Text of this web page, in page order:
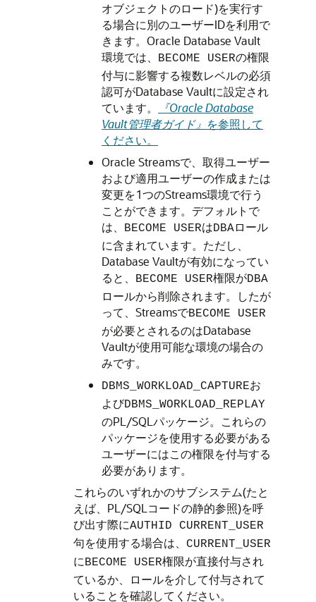
オブジェクトのロード)を実行す
る場合に別のユーザーIDを利用で
きます。Oracle Database Vault
環境では、
BECOME USERの権限
付与に影響する複数レベルの必須
認可がDatabase Vaultに設定され
ています。
『Oracle Database
Vault管理者ガイド』 を参照して
ください。
Oracle Streamsで、取得ユーザー
および適用ユーザーの作成または
変更を1つのStreams環境で行う
ことができます。デフォルトで
は、
BECOME USERはDBAロール
に含まれています。ただし、
Database Vaultが有効になってい
ると、
BECOME USER権限がDBA
ロールから削除されます。したが
って、StreamsでBECOME USER
が必要とされるのはDatabase
Vaultが使用可能な環境の場合の
みです。
DBMS_WORKLOAD_CAPTUREお
よびDBMS_WORKLOAD_REPLAY
のPL/SQLパッケージ。これらの
パッケージを使用する必要がある
ユーザーにはこの権限を付与する
必要があります。
これらのいずれかのサブシステム(たと
えば、PL/SQLコードの静的参照)を呼
び出す際にAUTHID CURRENT_USER
句を使用する場合は、 CURRENT_USER
にBECOME USER権限が直接付与され
ているか、ロールを介して付与されて
いることを確認してください。